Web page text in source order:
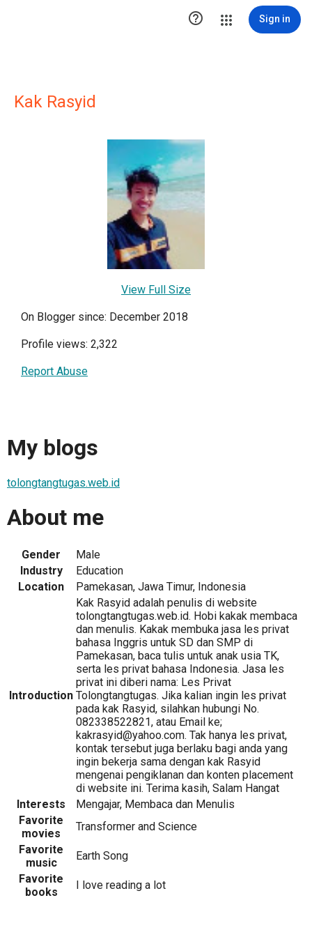
 Sign in
Kak Rasyid
View Full Size
On Blogger since: December 2018
Profile views: 2,322
Report Abuse
My blogs
tolongtangtugas.web.id
About me
Gender
Male
Industry
Education
Location
Pamekasan, Jawa Timur, Indonesia
Introduction
Kak Rasyid adalah penulis di website
tolongtangtugas.web.id. Hobi kakak membaca
dan menulis. Kakak membuka jasa les privat
bahasa Inggris untuk SD dan SMP di
Pamekasan, baca tulis untuk anak usia TK,
serta les privat bahasa Indonesia. Jasa les
privat ini diberi nama: Les Privat
Tolongtangtugas. Jika kalian ingin les privat
pada kak Rasyid, silahkan hubungi No.
082338522821, atau Email ke;
kakrasyid@yahoo.com. Tak hanya les privat,
kontak tersebut juga berlaku bagi anda yang
ingin bekerja sama dengan kak Rasyid
mengenai pengiklanan dan konten placement
di website ini. Terima kasih, Salam Hangat
Interests
Mengajar, Membaca dan Menulis
Favorite
movies
Transformer and Science
Favorite
music
Earth Song
Favorite
books
I love reading a lot